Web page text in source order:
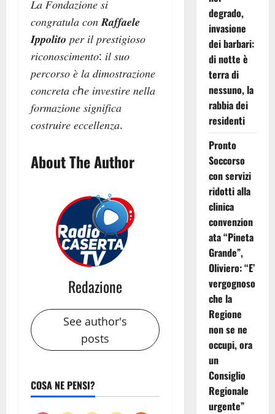
𝐿𝑎 𝐹𝑜𝑛𝑑𝑎𝑧𝑖𝑜𝑛𝑒 𝑠𝑖
𝑐𝑜𝑛𝑔𝑟𝑎𝑡𝑢𝑙𝑎 𝑐𝑜𝑛 𝑹𝒂𝒇𝒇𝒂𝒆𝒍𝒆
𝑰𝒑𝒑𝒐𝒍𝒊𝒕𝒐 𝑝𝑒𝑟 𝑖𝑙 𝑝𝑟𝑒𝑠𝑡𝑖𝑔𝑖𝑜𝑠𝑜
𝑟𝑖𝑐𝑜𝑛𝑜𝑠𝑐𝑖𝑚𝑒𝑛𝑡𝑜: 𝑖𝑙 𝑠𝑢𝑜
𝑝𝑒𝑟𝑐𝑜𝑟𝑠𝑜 𝑒̀ 𝑙𝑎 𝑑𝑖𝑚𝑜𝑠𝑡𝑟𝑎𝑧𝑖𝑜𝑛𝑒
𝑐𝑜𝑛𝑐𝑟𝑒𝑡𝑎 𝑐ℎ𝑒 𝑖𝑛𝑣𝑒𝑠𝑡𝑖𝑟𝑒 𝑛𝑒𝑙𝑙𝑎
𝑓𝑜𝑟𝑚𝑎𝑧𝑖𝑜𝑛𝑒 𝑠𝑖𝑔𝑛𝑖𝑓𝑖𝑐𝑎
𝑐𝑜𝑠𝑡𝑟𝑢𝑖𝑟𝑒 𝑒𝑐𝑐𝑒𝑙𝑙𝑒𝑛𝑧𝑎.
About The Author
Redazione
See author's
posts
COSA NE PENSI?
degrado,
invasione
dei barbari:
di notte è
terra di
nessuno, la
rabbia dei
residenti
Pronto
Soccorso
con servizi
ridotti alla
clinica
convenzion
ata “Pineta
Grande”,
Oliviero: “E’
vergognoso
che la
Regione
non se ne
occupi, ora
un
Consiglio
Regionale
urgente”